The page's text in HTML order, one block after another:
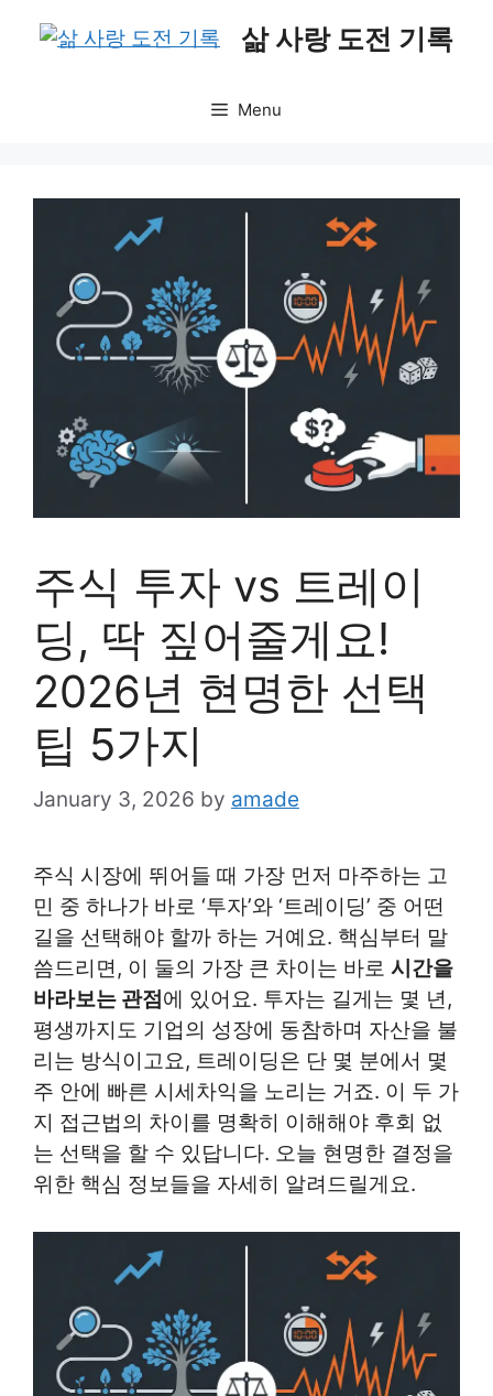
삶 사랑 도전 기록
Menu
주식 투자 vs 트레이
딩, 딱 짚어줄게요!
2026년 현명한 선택
팁 5가지
January 3, 2026 by amade
주식 시장에 뛰어들 때 가장 먼저 마주하는 고
민 중 하나가 바로 ‘투자’와 ‘트레이딩’ 중 어떤
길을 선택해야 할까 하는 거예요. 핵심부터 말
씀드리면, 이 둘의 가장 큰 차이는 바로 시간을
바라보는 관점 에 있어요. 투자는 길게는 몇 년,
평생까지도 기업의 성장에 동참하며 자산을 불
리는 방식이고요, 트레이딩은 단 몇 분에서 몇
주 안에 빠른 시세차익을 노리는 거죠. 이 두 가
지 접근법의 차이를 명확히 이해해야 후회 없
는 선택을 할 수 있답니다. 오늘 현명한 결정을
위한 핵심 정보들을 자세히 알려드릴게요.